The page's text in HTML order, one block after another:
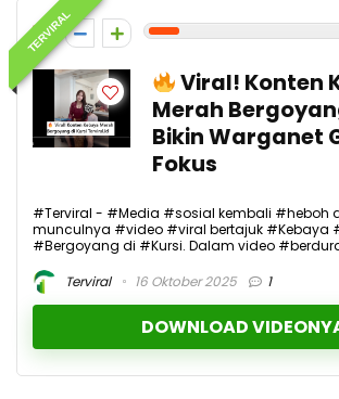
TERVIRAL
1
Viral! Konten
Merah
Bikin Warganet
Fokus
#Terviral - #Media #sosial kembali #heboh
munculnya #video #viral bertajuk #Kebaya
#Bergoyang di #Kursi. Dalam video
Terviral
16 Oktober 2025 1
DOWNLOAD